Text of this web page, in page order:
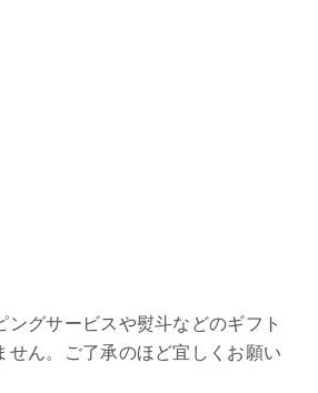
グサービスや熨斗などのギフト
せん。ご了承のほど宜しくお願い